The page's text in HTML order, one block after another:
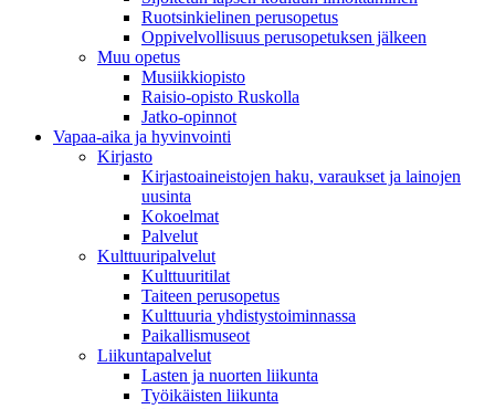
Ruotsinkielinen perusopetus
Oppivelvollisuus perusopetuksen jälkeen
Muu opetus
Musiikkiopisto
Raisio-opisto Ruskolla
Jatko-opinnot
Vapaa-aika ja hyvinvointi
Kirjasto
Kirjastoaineistojen haku, varaukset ja lainojen
uusinta
Kokoelmat
Palvelut
Kulttuuripalvelut
Kulttuuritilat
Taiteen perusopetus
Kulttuuria yhdistystoiminnassa
Paikallismuseot
Liikuntapalvelut
Lasten ja nuorten liikunta
Työikäisten liikunta